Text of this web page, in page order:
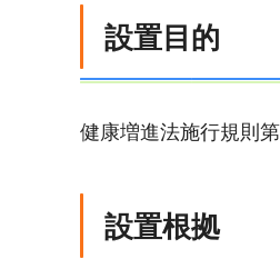
設置目的
健康増進法施行規則
設置根拠